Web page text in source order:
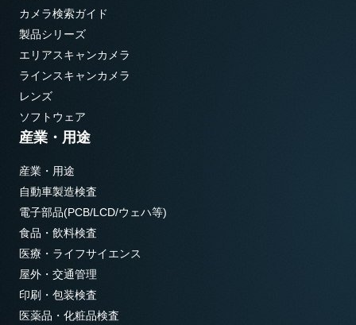
カメラ検索ガイド
製品シリーズ
エリアスキャンカメラ
ラインスキャンカメラ
レンズ
ソフトウェア
産業・用途
産業・用途
自動車製造検査
電子部品(PCB/LCD/ウェハ等)
食品・飲料検査
医療・ライフサイエンス
屋外・交通管理
印刷・包装検査
医薬品・化粧品検査